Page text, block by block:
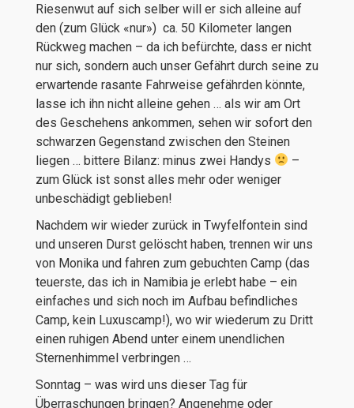
Riesenwut auf sich selber will er sich alleine auf
den (zum Glück «nur») ca. 50 Kilometer langen
Rückweg machen – da ich befürchte, dass er nicht
nur sich, sondern auch unser Gefährt durch seine zu
erwartende rasante Fahrweise gefährden könnte,
lasse ich ihn nicht alleine gehen … als wir am Ort
des Geschehens ankommen, sehen wir sofort den
schwarzen Gegenstand zwischen den Steinen
liegen … bittere Bilanz: minus zwei Handys
–
zum Glück ist sonst alles mehr oder weniger
unbeschädigt geblieben!
Nachdem wir wieder zurück in Twyfelfontein sind
und unseren Durst gelöscht haben, trennen wir uns
von Monika und fahren zum gebuchten Camp (das
teuerste, das ich in Namibia je erlebt habe – ein
einfaches und sich noch im Aufbau befindliches
Camp, kein Luxuscamp!), wo wir wiederum zu Dritt
einen ruhigen Abend unter einem unendlichen
Sternenhimmel verbringen …
Sonntag – was wird uns dieser Tag für
Überraschungen bringen? Angenehme oder